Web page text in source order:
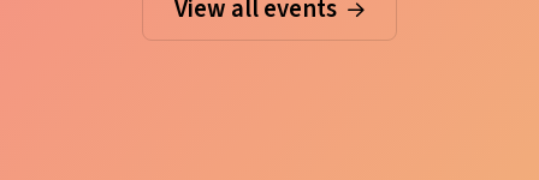
View all events